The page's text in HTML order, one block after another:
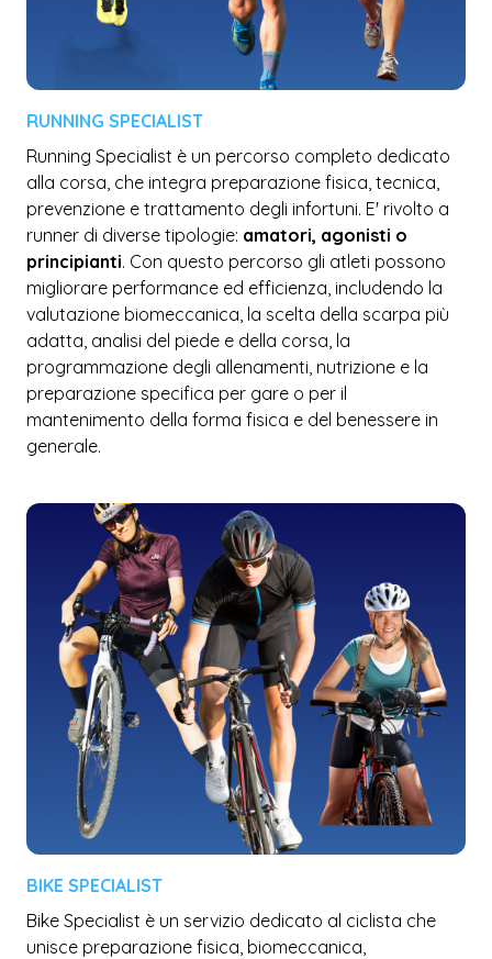
RUNNING SPECIALIST
Running Specialist è un percorso completo dedicato
alla corsa, che integra preparazione fisica, tecnica,
prevenzione e trattamento degli infortuni. E' rivolto a
runner di diverse tipologie: amatori, agonisti o
principianti. Con questo percorso gli atleti possono
migliorare performance ed efficienza, includendo la
valutazione biomeccanica, la scelta della scarpa più
adatta, analisi del piede e della corsa, la
programmazione degli allenamenti, nutrizione e la
preparazione specifica per gare o per il
mantenimento della forma fisica e del benessere in
generale.
BIKE SPECIALIST
Bike Specialist è un servizio dedicato al ciclista che
unisce preparazione fisica, biomeccanica,